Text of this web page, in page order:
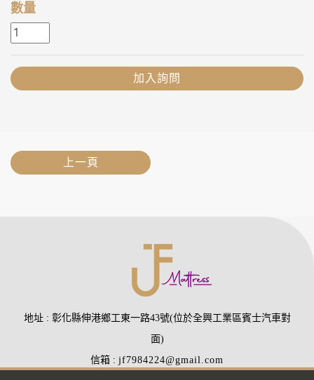
數量
加入詢問
上一頁
地址
彰化縣伸港鄉工東一路43號(位於全興工業區賓士汽車對
面)
信箱
jf7984224@gmail.com